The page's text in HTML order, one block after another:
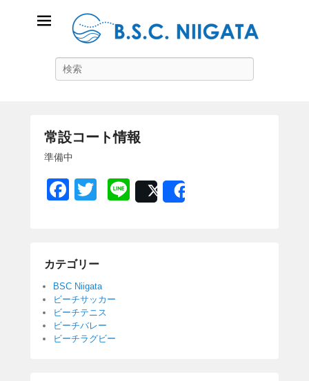
B.S.C Niigata
ビーチスポーツコミュニティ新潟
常設コート情報
P
n
8
年
準備中
F
e
b
o
o
k
Li
Post
カテゴリー
BSC Niigata
ビーチサッカー
ビーチテニス
ビーチバレー
ビーチラグビー